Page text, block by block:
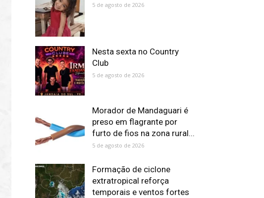
5 de agosto de 2026
Nesta sexta no Country
Club
5 de agosto de 2026
Morador de Mandaguari é
preso em flagrante por
furto de fios na zona rural...
5 de agosto de 2026
Formação de ciclone
extratropical reforça
temporais e ventos fortes